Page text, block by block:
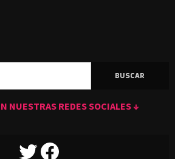
NUESTRAS REDES SOCIALES ↓
TWITTERFACEBOOK